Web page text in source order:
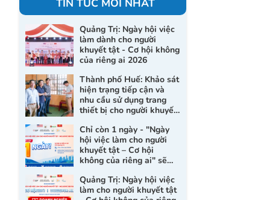
TIN TỨC MỚI NHẤT
Quảng Trị: Ngày hội việc
làm dành cho người
khuyết tật - Cơ hội không
của riêng ai 2026
Thành phố Huế: Khảo sát
hiện trạng tiếp cận và
nhu cầu sử dụng trang
thiết bị cho người khuyết
Chỉ còn 1 ngày - "Ngày
hội việc làm cho người
khuyết tật – Cơ hội
không của riêng ai" sẽ
Quảng Trị
Quảng Trị: Ngày hội việc
làm cho người khuyết tật